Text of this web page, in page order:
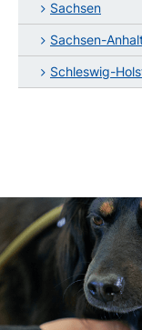
Sachsen
Sachsen-
Schleswig-